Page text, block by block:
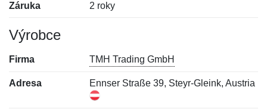
Záruka 2 roky
Výrobce
Firma TMH Trading GmbH
Adresa Ennser Straße 39, Steyr-Gleink, Austria